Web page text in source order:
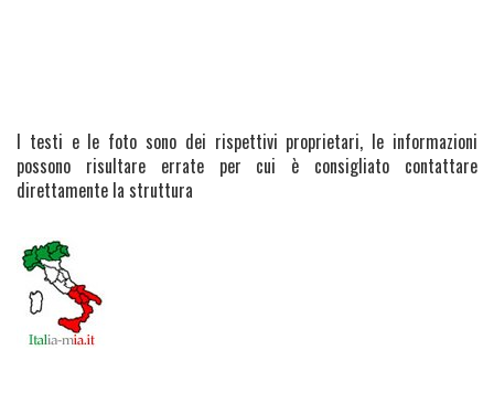
I testi e le foto sono dei rispettivi proprietari, le informazioni
possono risultare errate per cui è consigliato contattare
direttamente la struttura